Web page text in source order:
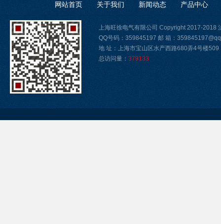
网站首页 关于我们 新闻动态 产品中心
上海旺徐电气有限公司 Copyright 2017-2018
QQ号码：359845197 邮 箱：
地 址：上海市宝山区水产西路680弄4号楼509
总访问量： 379133